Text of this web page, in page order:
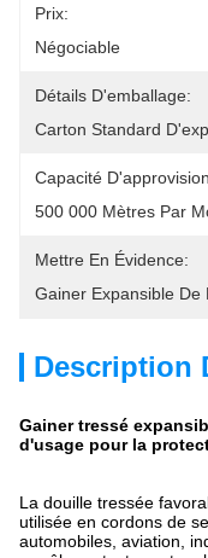
Prix:
Négociable
Détails D'emballage:
Carton Standard
Capacité
500 000 Mètres Par
Mettre En Évidence:
Gainer Expansible De
Description
Gainer tressé
d'usage pour la
La douille tressée
utilisée en cordons de
automobiles, aviation,